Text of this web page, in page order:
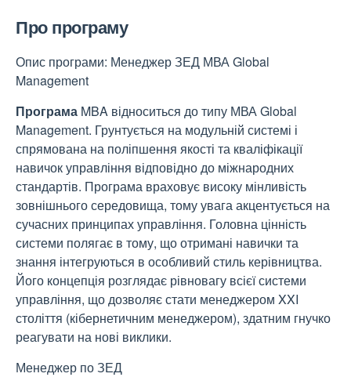
Про програму
Опис програми: Менеджер ЗЕД МВА Global
Management
Програма MBA відноситься до типу МВА Global
Management. Грунтується на модульній системі і
спрямована на поліпшення якості та кваліфікації
навичок управління відповідно до міжнародних
стандартів. Програма враховує високу мінливість
зовнішнього середовища, тому увага акцентується на
сучасних принципах управління. Головна цінність
системи полягає в тому, що отримані навички та
знання інтегруються в особливий стиль керівництва.
Його концепція розглядає рівновагу всієї системи
управління, що дозволяє стати менеджером XXI
століття (кібернетичним менеджером), здатним гнучко
реагувати на нові виклики.
Менеджер по ЗЕД